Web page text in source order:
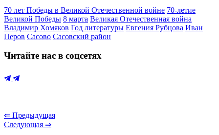
70 лет Победы в Великой Отечественной войне 70-летие
Великой Победы 8 марта Великая Отечественная война
Владимир Хомяков Год литературы Евгения Рубцова Иван
Перов Сасово Сасовский район
Читайте нас в соцсетях
⇐ Предыдущая
Следующая ⇒